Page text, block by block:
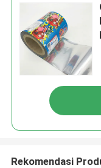
Rekomendasi